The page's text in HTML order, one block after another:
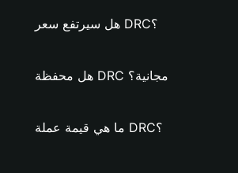
هل سيرتفع سعر DRC؟
هل محفظة DRC مجانية؟
ما هي قيمة عملة DRC؟